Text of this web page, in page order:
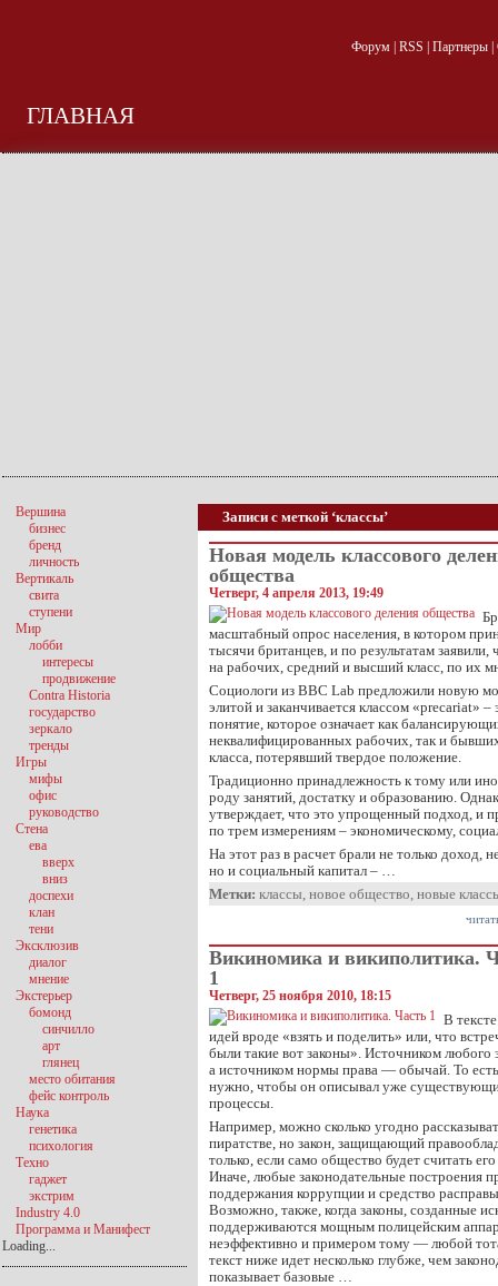
Форум| RSS Партнеры|
ГЛАВНАЯ
Записи с меткой ‘классы’
Новая модель классового
общества
Четверг, 4 апреля 2013, 19:49
масштабный опрос населения, в котором
тысячи британцев, и по результатам
на рабочих, средний и высший класс, по их
Социологи из BBC Lab предложили новую
элитой и заканчивается классом «precariat» –
понятие, которое означает как
неквалифицированных рабочих, так и
класса, потерявший твердое положение.
Традиционно принадлежность к тому или
роду занятий, достатку и образованию.
утверждает, что это упрощенный подход, и
по трем измерениям – экономическому,
На этот раз в расчет брали не только доход,
но и социальный капитал – …
Метки: классы, новое общество, новые
Викиномика и википолитика.
1
Четверг, 25 ноября 2010, 18:15
В
идей вроде «взять и поделить» или, что
были такие вот законы». Источником любого
а источником нормы права — обычай. То
нужно, чтобы он описывал уже
процессы.
Например, можно сколько угодно
пиратстве, но закон, защищающий
только, если само общество будет считать
Иначе, любые законодательные построения
поддержания коррупции и средство
Возможно, также, когда законы, созданные
поддерживаются мощным полицейским
неэффективно и примером тому — любой
текст ниже идет несколько глубже, чем
показывает базовые …
Вершина
бизнес
бренд
личность
Вертикаль
свита
ступени
Мир
лобби
интересы
продвижение
Contra Historia
государство
зеркало
тренды
Игры
мифы
офис
руководство
Стена
ева
вверх
вниз
доспехи
клан
тени
Эксклюзив
диалог
мнение
Экстерьер
бомонд
синчилло
арт
глянец
место обитания
фейс контроль
Наука
генетика
психология
Техно
гаджет
экстрим
Industry 4.0
Программа и Манифест
Loading...